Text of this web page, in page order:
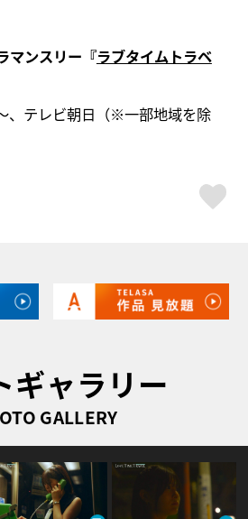
マンスリー『ラブタイムトラベ
、テレビ朝日（※一部地域を除
ギャラリー
GALLERY